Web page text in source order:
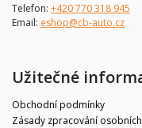
Telefon: +420 770 318 945
Email: eshop@cb-auto.cz
Užitečné
Obchodní podmínky
Zásady zpracování